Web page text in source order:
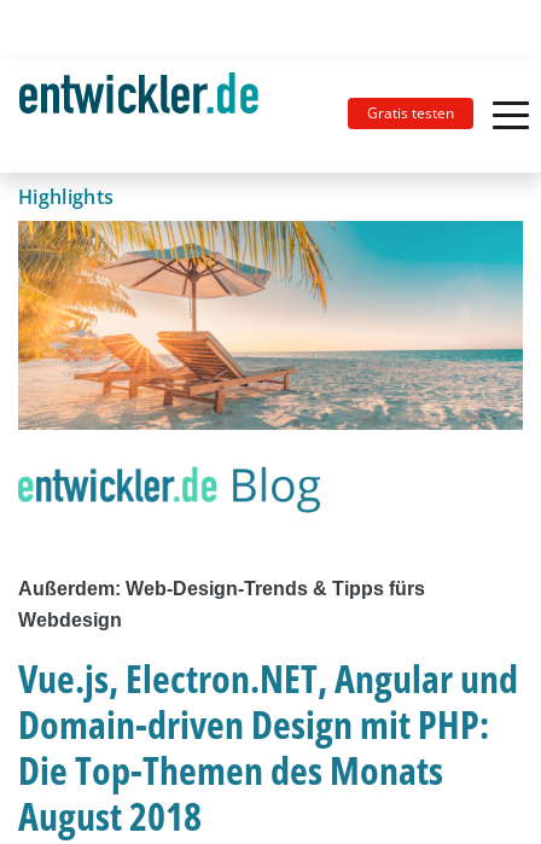
Gratis testen
Highlights
Außerdem: Web-Design-Trends & Tipps fürs
Webdesign
Vue.js, Electron.NET, Angular und
Domain-driven Design mit PHP:
Die Top-Themen des Monats
August 2018